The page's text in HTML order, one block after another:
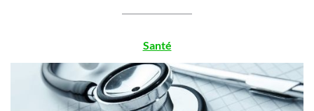
Santé